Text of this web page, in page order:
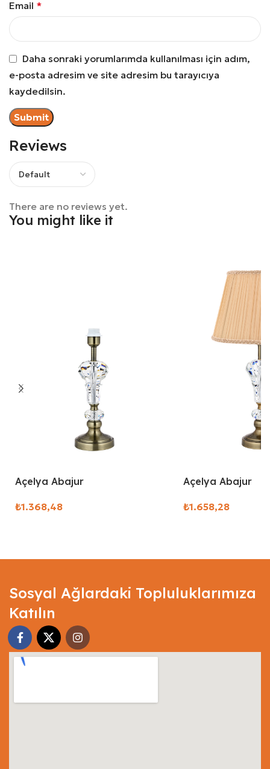
Reviews
There are no reviews yet.
Email *
Daha sonraki yorumlarımda kullanılması için adım,
e-posta adresim ve site adresim bu tarayıcıya
kaydedilsin.
You might like it
Açelya Abajur
₺
Açelya Abajur
₺
Sosyal Ağlardaki Topluluklarımıza
Katılın